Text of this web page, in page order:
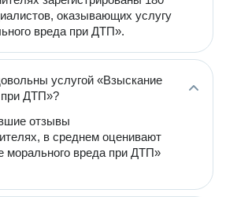
оказывающих услугу
вреда при ДТП».
услугой «Взыскание
при ДТП»?
отзывы
в среднем оценивают
морального вреда при ДТП»